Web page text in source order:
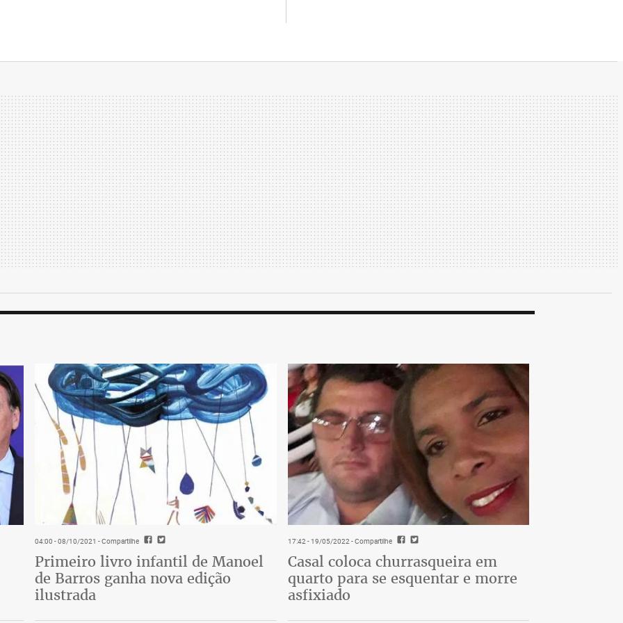
04:00 - 08/10/2021 - Compartilhe
Primeiro livro infantil de Manoel
de Barros ganha nova edição
ilustrada
17:42 - 19/05/2022- Compartilhe
Casal coloca churrasqueira em
quarto para se esquentar e morre
asfixiado